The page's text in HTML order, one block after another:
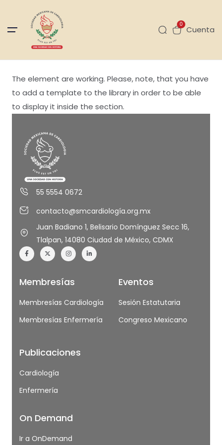
0
Cuenta
The element are working. Please, note, that you have
to add a template to the library in order to be able
to display it inside the section.
55 5554 0672
contacto@smcardiología.org.mx
Juan Badiano 1, Belisario Domínguez Secc 16,
Tlalpan, 14080 Ciudad de México, CDMX
Membresías
Membresías Cardiología
Membresías Enfermería
Publicaciones
Cardiología
Enfermería
Eventos
Sesión Estatutaria
Congreso Mexicano
On Demand
Ir a OnDemand